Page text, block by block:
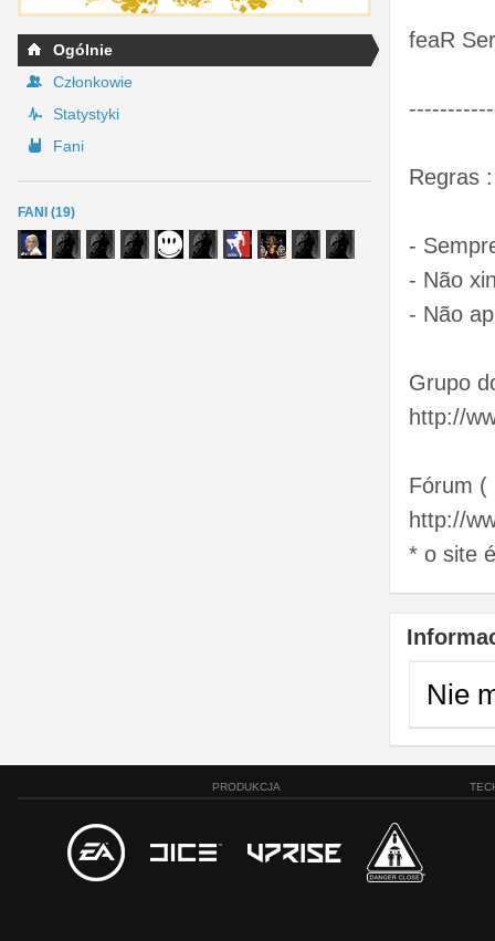
Ogólnie
Członkowie
Statystyki
Fani
FANI (19)
feaR
Regras :
-
- Não
- Não
Grupo
http://
Fórum (
http://
* o site
Nie
PRODUKCJA